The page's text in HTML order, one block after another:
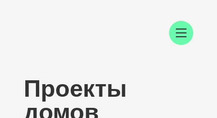
Проекты
домов